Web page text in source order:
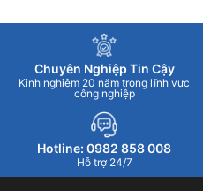
Chuyên Nghiệp Tin Cậy
Kinh nghiệm 20 năm trong lĩnh vực
công nghiệp
Hotline: 0982 858 008
Hỗ trợ 24/7